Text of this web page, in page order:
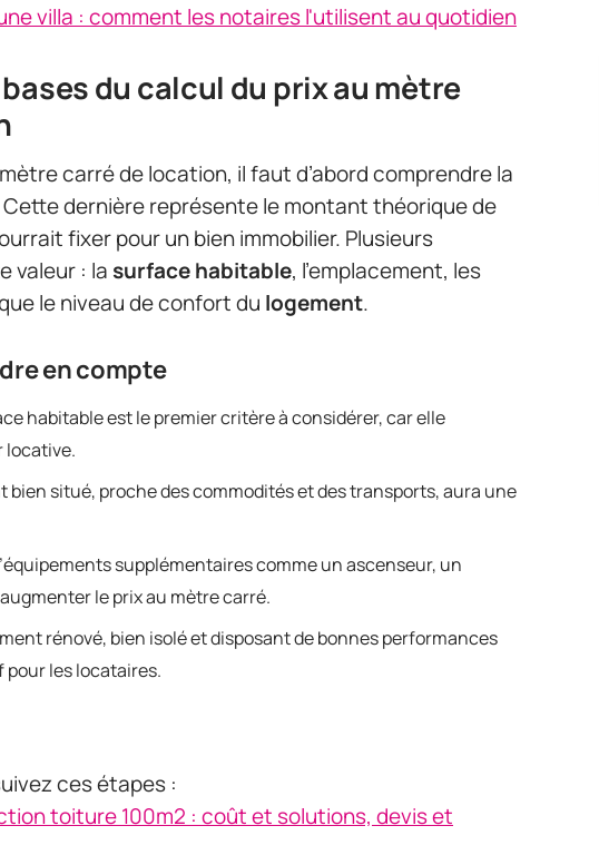
villa : comment les notaires l'utilisent au quotidien
du calcul du prix au mètre
carré de location, il faut d’abord comprendre la
Cette dernière représente le montant théorique de
fixer pour un bien immobilier. Plusieurs
valeur : la surface habitable, l’emplacement, les
le niveau de confort du logement.
en compte
habitable est le premier critère à considérer, car elle
locative.
bien situé, proche des commodités et des transports, aura une
supplémentaires comme un ascenseur, un
le prix au mètre carré.
rénové, bien isolé et disposant de bonnes performances
les locataires.
ces étapes :
toiture 100m2 : coût et solutions, devis et